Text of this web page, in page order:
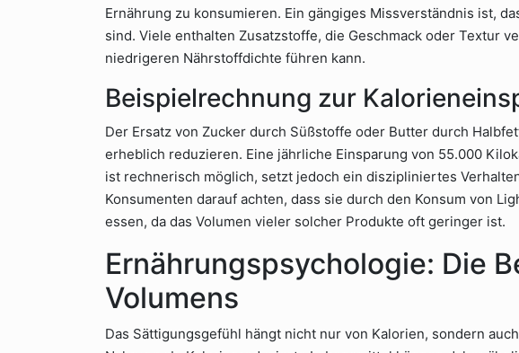
Ernährung zu konsumieren. Ein gängiges Missverständnis ist,
sind. Viele enthalten Zusatzstoffe, die Geschmack oder Textur
niedrigeren Nährstoffdichte führen kann.
Beispielrechnung zur
Der Ersatz von Zucker durch Süßstoffe oder Butter durch
erheblich reduzieren. Eine jährliche Einsparung von 55.000
ist rechnerisch möglich, setzt jedoch ein diszipliniertes
Konsumenten darauf achten, dass sie durch den Konsum von
essen, da das Volumen vieler solcher Produkte oft geringer ist.
Ernährungspsychologie: Die
Volumens
Das Sättigungsgefühl hängt nicht nur von Kalorien, sondern